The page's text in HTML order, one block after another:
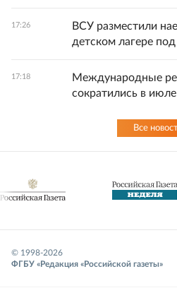
17:26
ВСУ разместили
детском лагере
17:18
Международные
сократились в
Все
© 1998-2026
ФГБУ «Редакция «Российской газеты»